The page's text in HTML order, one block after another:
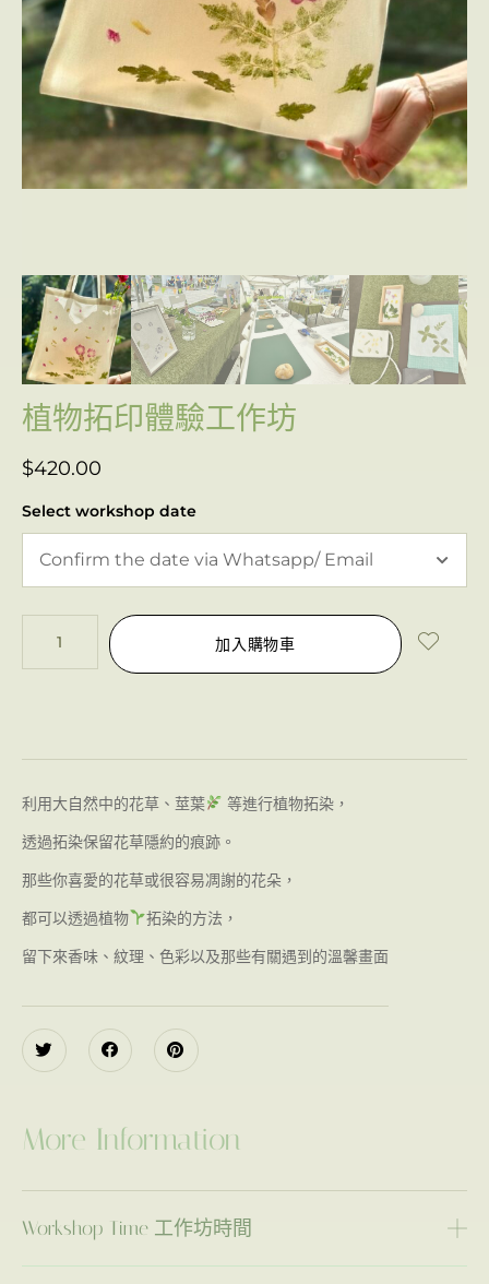
植物拓印體驗工作坊
$420.00
Select workshop date
加入購物車
利用大自然中的花草、莖葉
等進行植物拓染，
透過拓染保留花草隱約的痕跡。
那些你喜愛的花草或很容易凋謝的花朵，
都可以透過植物
拓染的方法，
留下來香味、紋理、色彩以及那些有關遇到的溫馨畫面
More Information
Workshop Time 工作坊時間